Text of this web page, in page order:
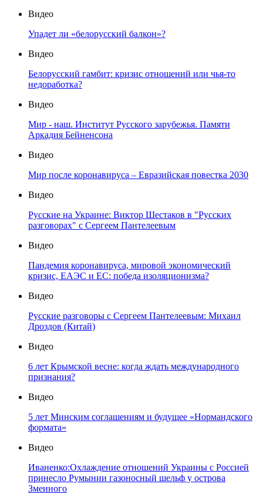
Видео
Упадет ли «белорусский балкон»?
Видео
Белорусский гамбит: кризис отношений или чья-то
недоработка?
Видео
Мир - наш. Институт Русского зарубежья. Памяти
Аркадия Бейненсона
Видео
Мир после коронавируса – Евразийская повестка 2030
Видео
Русские на Украине: Виктор Шестаков в "Русских
разговорах" с Сергеем Пантелеевым
Видео
Пандемия коронавируса, мировой экономический
кризис, ЕАЭС и ЕС: победа изоляционизма?
Видео
Русские разговоры с Сергеем Пантелеевым: Михаил
Дроздов (Китай)
Видео
6 лет Крымской весне: когда ждать международного
признания?
Видео
5 лет Минским соглашениям и будущее «Нормандского
формата»
Видео
Иваненко:Охлаждение отношений Украины с Россией
принесло Румынии газоносный шельф у острова
Змеиного